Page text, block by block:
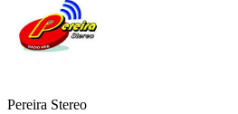
Pereira Stereo